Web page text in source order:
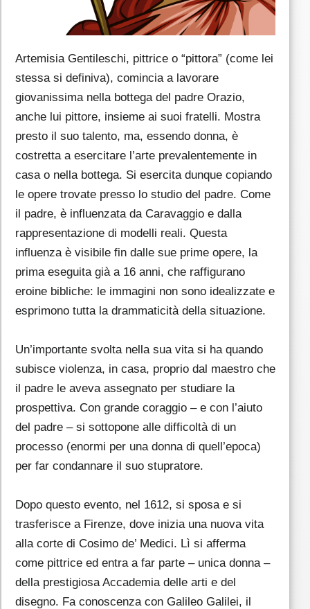
Artemisia Gentileschi, pittrice o “pittora” (come lei
stessa si definiva), comincia a lavorare
giovanissima nella bottega del padre Orazio,
anche lui pittore, insieme ai suoi fratelli. Mostra
presto il suo talento, ma, essendo donna, è
costretta a esercitare l’arte prevalentemente in
casa o nella bottega. Si esercita dunque copiando
le opere trovate presso lo studio del padre. Come
il padre, è influenzata da Caravaggio e dalla
rappresentazione di modelli reali. Questa
influenza è visibile fin dalle sue prime opere, la
prima eseguita già a 16 anni, che raffigurano
eroine bibliche: le immagini non sono idealizzate e
esprimono tutta la drammaticità della situazione.
Un’importante svolta nella sua vita si ha quando
subisce violenza, in casa, proprio dal maestro che
il padre le aveva assegnato per studiare la
prospettiva. Con grande coraggio – e con l’aiuto
del padre – si sottopone alle difficoltà di un
processo (enormi per una donna di quell’epoca)
per far condannare il suo stupratore.
Dopo questo evento, nel 1612, si sposa e si
trasferisce a Firenze, dove inizia una nuova vita
alla corte di Cosimo de’ Medici. Lì si afferma
come pittrice ed entra a far parte – unica donna –
della prestigiosa Accademia delle arti e del
disegno. Fa conoscenza con Galileo Galilei, il